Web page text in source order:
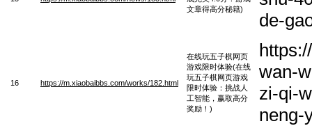
文章得高分秘籍)
de-
16 https://m.xiaobaibbs.com/works/182.html
在线玩五子棋网页
游戏限时体验(在线
玩五子棋网页游戏
限时体验：挑战人
工智能，赢取高分
奖励！)
wan-
zi-qi-
neng-